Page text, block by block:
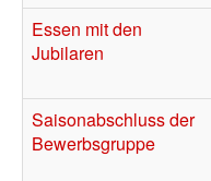
Essen mit den
Jubilaren
Saisonabschluss der
Bewerbsgruppe